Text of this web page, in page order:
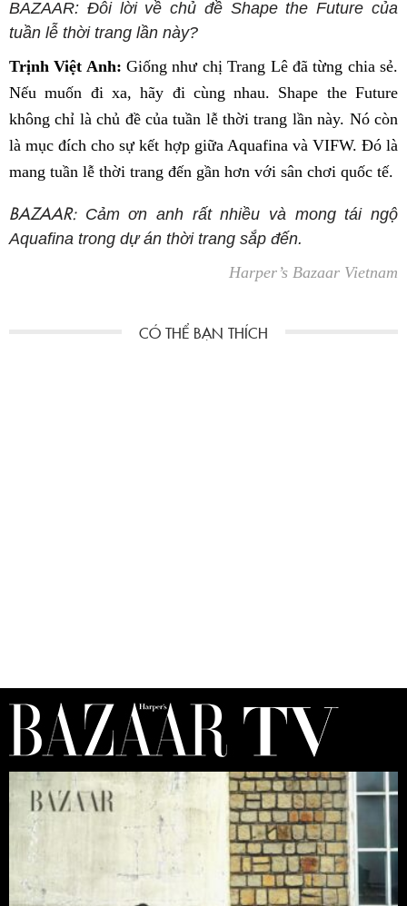
BAZAAR: Đôi lời về chủ đề Shape the Future của
tuần lễ thời trang lần này?
Trịnh Việt Anh: Giống như chị Trang Lê đã từng chia sẻ.
Nếu muốn đi xa, hãy đi cùng nhau. Shape the Future
không chỉ là chủ đề của tuần lễ thời trang lần này. Nó còn
là mục đích cho sự kết hợp giữa Aquafina và VIFW. Đó là
mang tuần lễ thời trang đến gần hơn với sân chơi quốc tế.
BAZAAR: Cảm ơn anh rất nhiều và mong tái ngộ
Aquafina trong dự án thời trang sắp đến.
Harper’s Bazaar Vietnam